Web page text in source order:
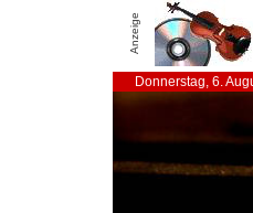
Anzeige
Donnerstag, 6.